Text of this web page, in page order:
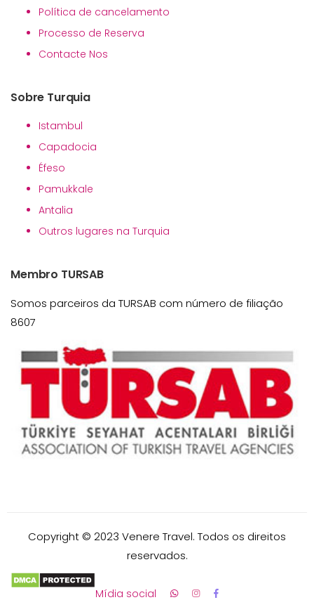
Política de cancelamento
Processo de Reserva
Contacte Nos
Sobre Turquia
Istambul
Capadocia
Éfeso
Pamukkale
Antalia
Outros lugares na Turquia
Membro TURSAB
Somos parceiros da TURSAB com número de filiação
8607
Copyright © 2023 Venere Travel. Todos os direitos
reservados.
Mídia social